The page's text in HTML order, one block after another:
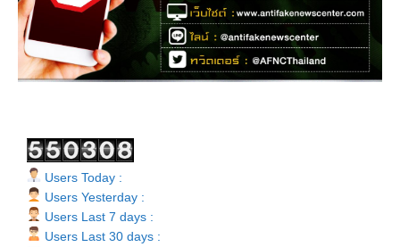
Users Today :
Users Yesterday :
Users Last 7 days :
Users Last 30 days :